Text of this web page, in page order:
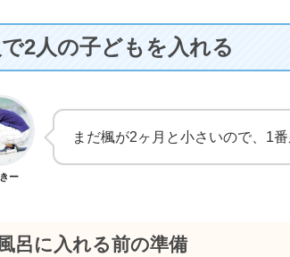
2人の子どもを入れる
ー
まだ楓が2ヶ月と小さいので、1
呂に入れる前の準備